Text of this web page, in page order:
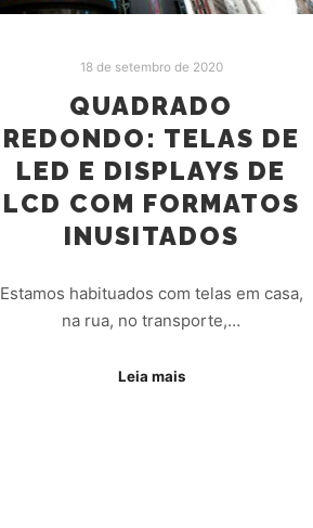
18 de setembro de 2020
QUADRADO
REDONDO: TELAS DE
LED E DISPLAYS DE
LCD COM FORMATOS
INUSITADOS
Estamos habituados com telas em casa,
na rua, no transporte,…
Leia mais